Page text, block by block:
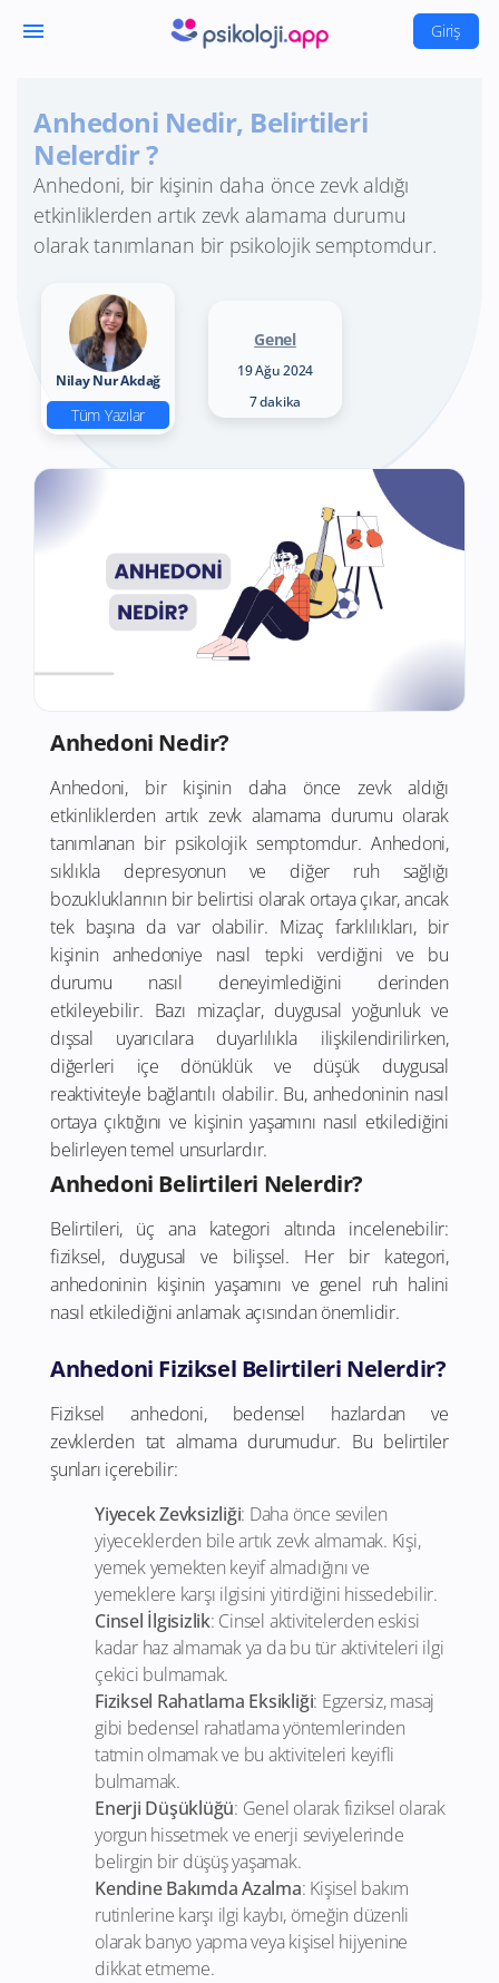
menu Giriş
Anhedoni Nedir, Belirtileri
Nelerdir ?
Anhedoni, bir kişinin daha önce zevk aldığı
etkinliklerden artık zevk alamama durumu
olarak tanımlanan bir psikolojik semptomdur.
Nilay Nur Akdağ
Tüm Yazılar
Genel
19 Ağu 2024
7 dakika
Anhedoni Nedir?
Anhedoni, bir kişinin daha önce zevk aldığı
etkinliklerden artık zevk alamama durumu olarak
tanımlanan bir psikolojik semptomdur. Anhedoni,
sıklıkla depresyonun ve diğer ruh sağlığı
bozukluklarının bir belirtisi olarak ortaya çıkar, ancak
tek başına da var olabilir. Mizaç farklılıkları, bir
kişinin anhedoniye nasıl tepki verdiğini ve bu
durumu nasıl deneyimlediğini derinden
etkileyebilir. Bazı mizaçlar, duygusal yoğunluk ve
dışsal uyarıcılara duyarlılıkla ilişkilendirilirken,
diğerleri içe dönüklük ve düşük duygusal
reaktiviteyle bağlantılı olabilir. Bu, anhedoninin nasıl
ortaya çıktığını ve kişinin yaşamını nasıl etkilediğini
belirleyen temel unsurlardır.
Anhedoni Belirtileri Nelerdir?
Belirtileri, üç ana kategori altında incelenebilir:
fiziksel, duygusal ve bilişsel. Her bir kategori,
anhedoninin kişinin yaşamını ve genel ruh halini
nasıl etkilediğini anlamak açısından önemlidir.
Anhedoni Fiziksel Belirtileri Nelerdir?
Fiziksel anhedoni, bedensel hazlardan ve
zevklerden tat almama durumudur. Bu belirtiler
şunları içerebilir:
Yiyecek Zevksizliği: Daha önce sevilen
yiyeceklerden bile artık zevk almamak. Kişi,
yemek yemekten keyif almadığını ve
yemeklere karşı ilgisini yitirdiğini hissedebilir.
Cinsel İlgisizlik: Cinsel aktivitelerden eskisi
kadar haz almamak ya da bu tür aktiviteleri ilgi
çekici bulmamak.
Fiziksel Rahatlama Eksikliği: Egzersiz, masaj
gibi bedensel rahatlama yöntemlerinden
tatmin olmamak ve bu aktiviteleri keyifli
bulmamak.
Enerji Düşüklüğü: Genel olarak fiziksel olarak
yorgun hissetmek ve enerji seviyelerinde
belirgin bir düşüş yaşamak.
Kendine Bakımda Azalma: Kişisel bakım
rutinlerine karşı ilgi kaybı, örneğin düzenli
olarak banyo yapma veya kişisel hijyenine
dikkat etmeme.